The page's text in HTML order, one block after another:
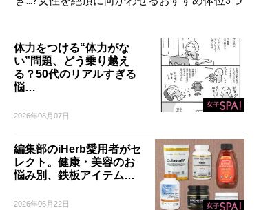
体力をつける“体力がな
い”問題、どう乗り越え
る？50代のリアルすぎる
悩…
2026年08月07日
編集部のiHerb愛用者がセ
レクト。健康・美容のお
悩み別、鉄板アイテム…
2026年06月22日